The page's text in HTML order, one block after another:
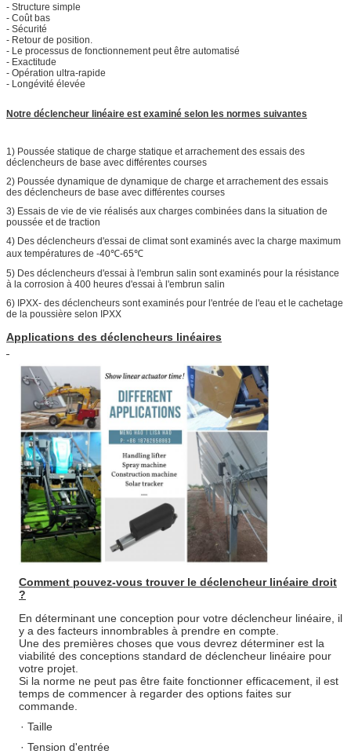
- Structure simple
- Coût bas
- Sécurité
- Retour de position.
- Le processus de fonctionnement peut être automatisé
- Exactitude
- Opération ultra-rapide
- Longévité élevée
Notre déclencheur linéaire est examiné selon les normes suivantes
1) Poussée statique de charge statique et arrachement des essais des
déclencheurs de base avec différentes courses
2) Poussée dynamique de dynamique de charge et arrachement des essais
des déclencheurs de base avec différentes courses
3) Essais de vie de vie réalisés aux charges combinées dans la situation de
poussée et de traction
4) Des déclencheurs d'essai de climat sont examinés avec la charge maximum
aux températures de -40℃-65℃
5) Des déclencheurs d'essai à l'embrun salin sont examinés pour la résistance
à la corrosion à 400 heures d'essai à l'embrun salin
6) IPXX- des déclencheurs sont examinés pour l'entrée de l'eau et le cachetage
de la poussière selon IPXX
Applications des déclencheurs linéaires
Comment pouvez-vous trouver le déclencheur linéaire droit
?
En déterminant une conception pour votre déclencheur linéaire, il
y a des facteurs innombrables à prendre en compte.
Une des premières choses que vous devrez déterminer est la
viabilité des conceptions standard de déclencheur linéaire pour
votre projet.
Si la norme ne peut pas être faite fonctionner efficacement, il est
temps de commencer à regarder des options faites sur
commande.
· Taille
· Tension d'entrée